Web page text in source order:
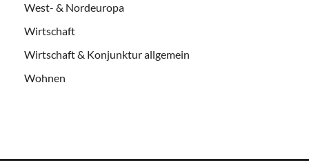
West- & Nordeuropa
Wirtschaft
Wirtschaft & Konjunktur allgemein
Wohnen